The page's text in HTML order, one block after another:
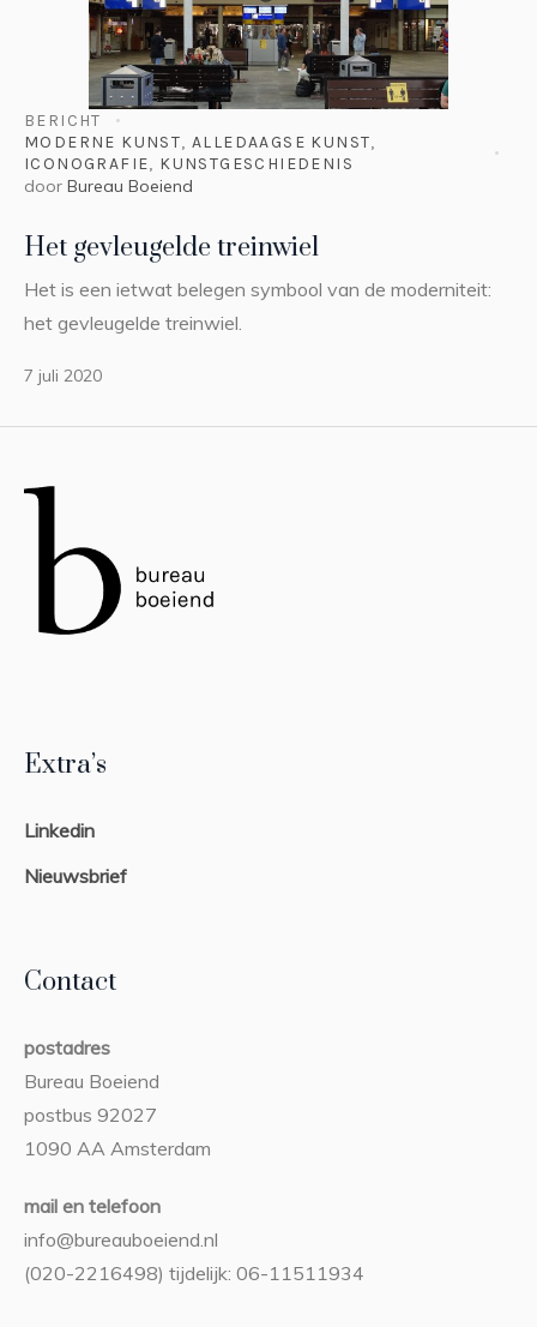
BERICHT
MODERNE KUNST,ALLEDAAGSE KUNST,
ICONOGRAFIE, KUNSTGESCHIEDENIS
door Bureau Boeiend
Het gevleugelde treinwiel
Het is een ietwat belegen symbool van de moderniteit:
het gevleugelde treinwiel.
7 juli 2020
Extra’s
Linkedin
Nieuwsbrief
Contact
postadres
Bureau Boeiend
postbus 92027
1090 AA Amsterdam
mail en telefoon
info@bureauboeiend.nl
(020-2216498) tijdelijk: 06-11511934